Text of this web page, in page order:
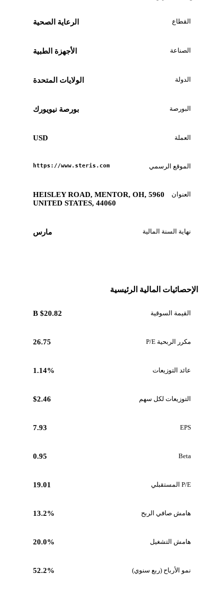
القطاع الرعاية الصحية
الصناعة الأجهزة الطبية
الدولة الولايات المتحدة
البورصة بورصة نيويورك
العملة USD
الموقع الرسمي https://www.steris.com
العنوان
5960 HEISLEY ROAD, MENTOR, OH,
UNITED STATES, 44060
نهاية السنة المالية مارس
الإحصائيات المالية الرئيسية
القيمة السوقية $20.82 B
مكرر الربحية P/E 26.75
عائد التوزيعات 1.14%
التوزيعات لكل سهم $2.46
EPS
7.93
Beta
0.95
P/E المستقبلي 19.01
هامش صافي الربح 13.2%
هامش التشغيل 20.0%
نمو الأرباح (ربع سنوي) 52.2%